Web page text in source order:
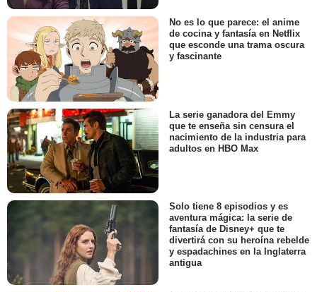
No es lo que parece: el anime
de cocina y fantasía en Netflix
que esconde una trama oscura
y fascinante
La serie ganadora del Emmy
que te enseña sin censura el
nacimiento de la industria para
adultos en HBO Max
Solo tiene 8 episodios y es
aventura mágica: la serie de
fantasía de Disney+ que te
divertirá con su heroína rebelde
y espadachines en la Inglaterra
antigua